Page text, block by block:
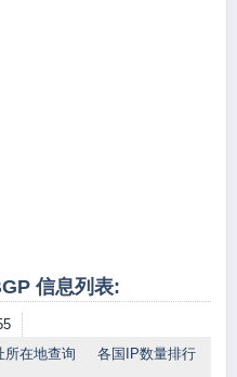
信息列表:
所在地查询 各国IP数量排行